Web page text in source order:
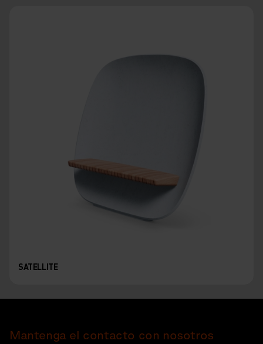
SATELLITE
Mantenga el contacto con nosotros